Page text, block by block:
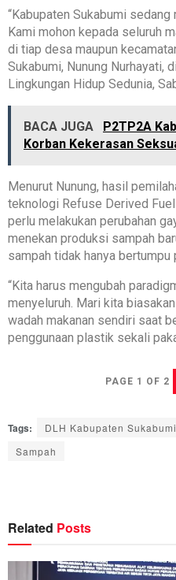
“Kabupaten Sukabumi
Kami mohon kepada seluruh
di tiap desa maupun
Sukabumi, Nunung Nurhayati,
Lingkungan Hidup Sedunia,
BACA JUGA
P2TP2A
Korban Kekerasan
Menurut Nunung, hasil
teknologi Refuse Derived
perlu melakukan perubahan
menekan produksi sampah
sampah tidak hanya bertumpu
“Kita harus mengubah
menyeluruh. Mari kita
wadah makanan sendiri saat
penggunaan plastik sekali
PAGE 1 OF 2
Tags: DLH Kabupaten Sukabumi
Sampah
Related Posts